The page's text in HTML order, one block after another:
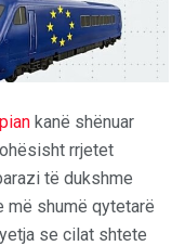
kanë shënuar
rrjetet
të dukshme
më shumë qytetarë
se cilat shtete